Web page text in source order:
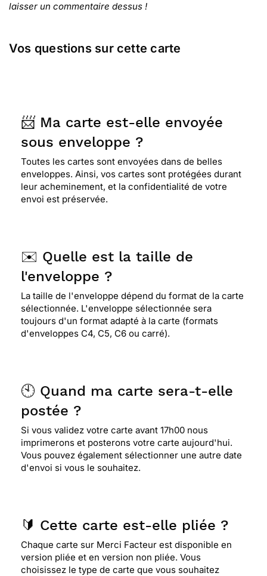
laisser un commentaire dessus !
Vos questions sur cette carte
📨 Ma carte est-elle envoyée
sous enveloppe ?
Toutes les cartes sont envoyées dans de belles
enveloppes. Ainsi, vos cartes sont protégées durant
leur acheminement, et la confidentialité de votre
envoi est préservée.
✉️ Quelle est la taille de
l'enveloppe ?
La taille de l'enveloppe dépend du format de la carte
sélectionnée. L'enveloppe sélectionnée sera
toujours d'un format adapté à la carte (formats
d'enveloppes C4, C5, C6 ou carré).
🕙 Quand ma carte sera-t-elle
postée ?
Si vous validez votre carte avant 17h00 nous
imprimerons et posterons votre carte aujourd'hui.
Vous pouvez également sélectionner une autre date
d'envoi si vous le souhaitez.
🔰 Cette carte est-elle pliée ?
Chaque carte sur Merci Facteur est disponible en
version pliée et en version non pliée. Vous
choisissez le type de carte que vous souhaitez